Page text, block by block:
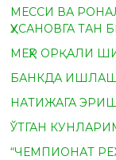
МЕССИ ВА
ҲУСАНОВГА ТАН
МЕҲР ОРҚАЛИ
БАНКДА
НАТИЖАГА
ЎТГАН
“ЧЕМПИОНАТ